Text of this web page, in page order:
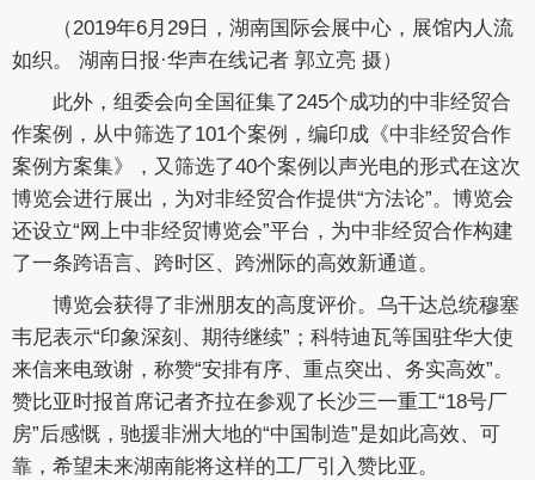
（2019年6月29日，湖南国际会展中心，展馆内人流
如织。 湖南日报·华声在线记者 郭立亮 摄）
此外，组委会向全国征集了245个成功的中非经贸合
作案例，从中筛选了101个案例，编印成《中非经贸合作
案例方案集》，又筛选了40个案例以声光电的形式在这次
博览会进行展出，为对非经贸合作提供“方法论”。博览会
还设立“网上中非经贸博览会”平台，为中非经贸合作构建
了一条跨语言、跨时区、跨洲际的高效新通道。
博览会获得了非洲朋友的高度评价。乌干达总统穆塞
韦尼表示“印象深刻、期待继续”；科特迪瓦等国驻华大使
来信来电致谢，称赞“安排有序、重点突出、务实高效”。
赞比亚时报首席记者齐拉在参观了长沙三一重工“18号厂
房”后感慨，驰援非洲大地的“中国制造”是如此高效、可
靠，希望未来湖南能将这样的工厂引入赞比亚。